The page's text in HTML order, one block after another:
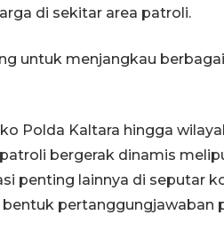
di sekitar area patroli.
untuk menjangkau
Polda Kaltara hingga
bergerak dinamis
penting lainnya di seputar
pertanggungjawaban
dimusnahkan
Tarakan
25 October 2022 21:19